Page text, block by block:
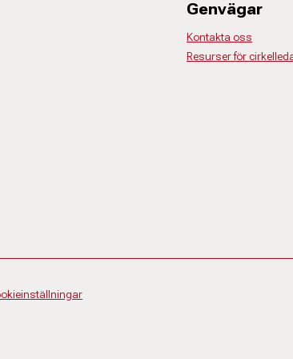
Genvägar
Kontakta oss
Resurser för